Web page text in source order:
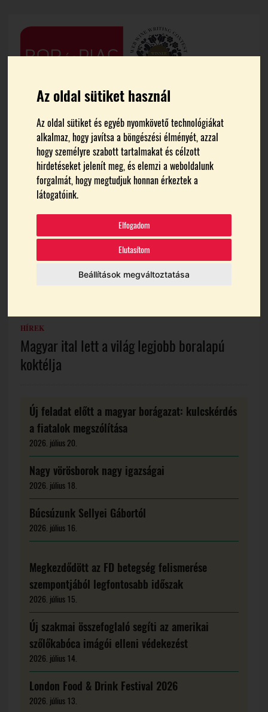
Az oldal sütiket használ
Az oldal sütiket és egyéb nyomkövető technológiákat
alkalmaz, hogy javítsa a böngészési élményét, azzal
hogy személyre szabott tartalmakat és célzott
hirdetéseket jelenít meg, és elemzi a weboldalunk
forgalmát, hogy megtudjuk honnan érkeztek a
látogatóink.
Elfogadom
Elutasítom
Beállítások megváltoztatása
FŐOLDAL CARLYS
carlys
HÍREK
Magyar ital lett a világ legjobb boralapú
koktélja
Új feladat előtt a magyar borágazat: kulcskérdés
a fiatalok megszólítása
2026. július 20.
Nagy vörösborok nagy igazságai
2026. július 18.
Búcsúzunk Sellyei Gábortól
2026. július 16.
Megkezdődött az FD betegség felismerése
szempontjából legfontosabb időszak
2026. július 15.
Új szakmai összefoglaló segíti az amerikai
szőlőkabóca imágói elleni védekezést
2026. július 14.
London Food & Drink Festival 2026
2026. július 13.